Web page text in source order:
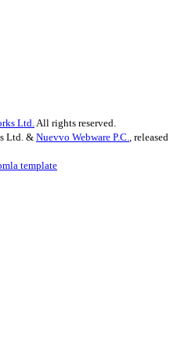
Ltd. All rights reserved.
Ltd. & Nuevvo Webware P.C.
, released
template